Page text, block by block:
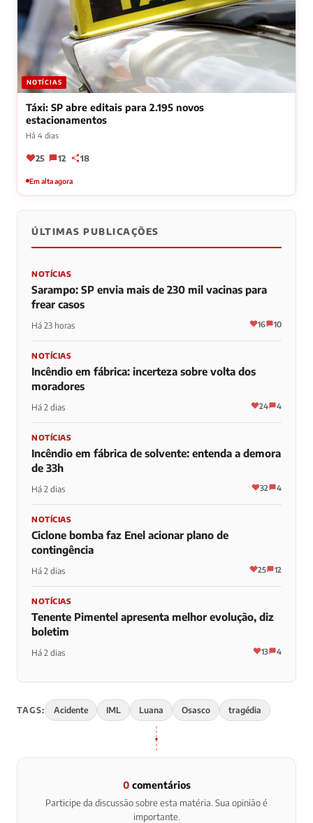
NOTÍCIAS
Táxi: SP abre editais para 2.195 novos
estacionamentos
Há 4 dias
25 12 18
Em alta agora
ÚLTIMAS PUBLICAÇÕES
NOTÍCIAS
Sarampo: SP envia mais de 230 mil vacinas para
frear casos
Há 23 horas 16 10
NOTÍCIAS
Incêndio em fábrica: incerteza sobre volta dos
moradores
Há 2 dias 24 4
NOTÍCIAS
Incêndio em fábrica de solvente: entenda a demora
de 33h
Há 2 dias 32 4
NOTÍCIAS
Ciclone bomba faz Enel acionar plano de
contingência
Há 2 dias 25 12
NOTÍCIAS
Tenente Pimentel apresenta melhor evolução, diz
boletim
Há 2 dias 13 4
TAGS: Acidente IML Luana Osasco tragédia
0comentários
Participe da discussão sobre esta matéria. Sua opinião é
importante.